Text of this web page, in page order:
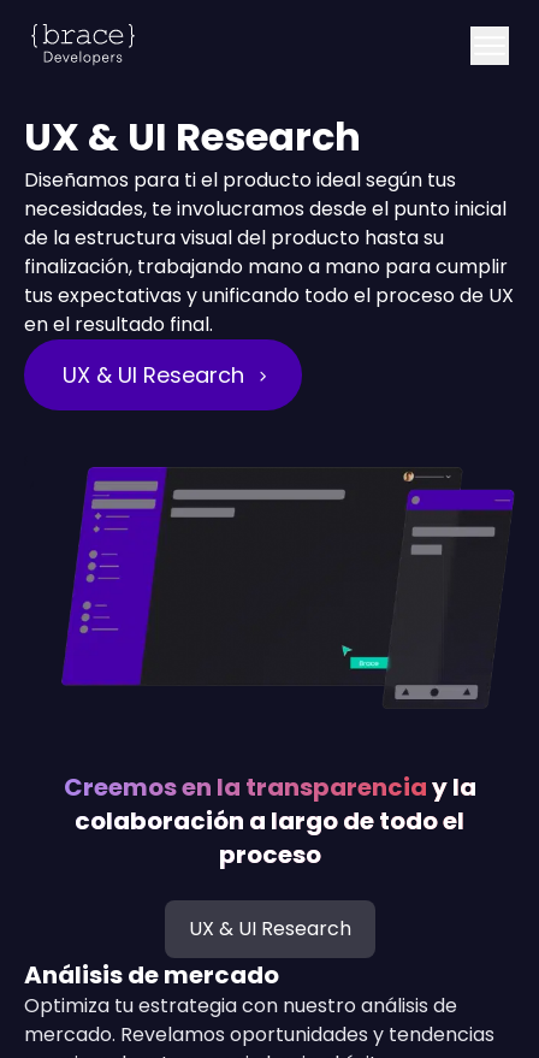
UX & UI Research
Diseñamos para ti el producto ideal según tus
necesidades, te involucramos desde el punto inicial
de la estructura visual del producto hasta su
finalización, trabajando mano a mano para cumplir
tus expectativas y unificando todo el proceso de UX
en el resultado final.
UX & UI Research
Creemos en la transparenciay la
colaboración a largo de todo el
proceso
UX & UI Research
Análisis de mercado
Optimiza tu estrategia con nuestro análisis de
mercado. Revelamos oportunidades y tendencias